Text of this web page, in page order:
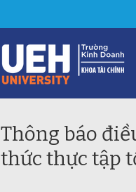
Thông báo
thức thực tập